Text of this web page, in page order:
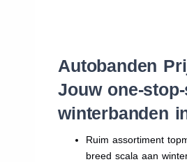
Autobanden
Jouw one-
winterbanden
Ruim assortiment
breed scala aan